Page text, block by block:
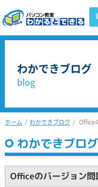
わかできブログ
blog
ホーム わかできブログ Office
わかできブログ
Officeのバージョン問